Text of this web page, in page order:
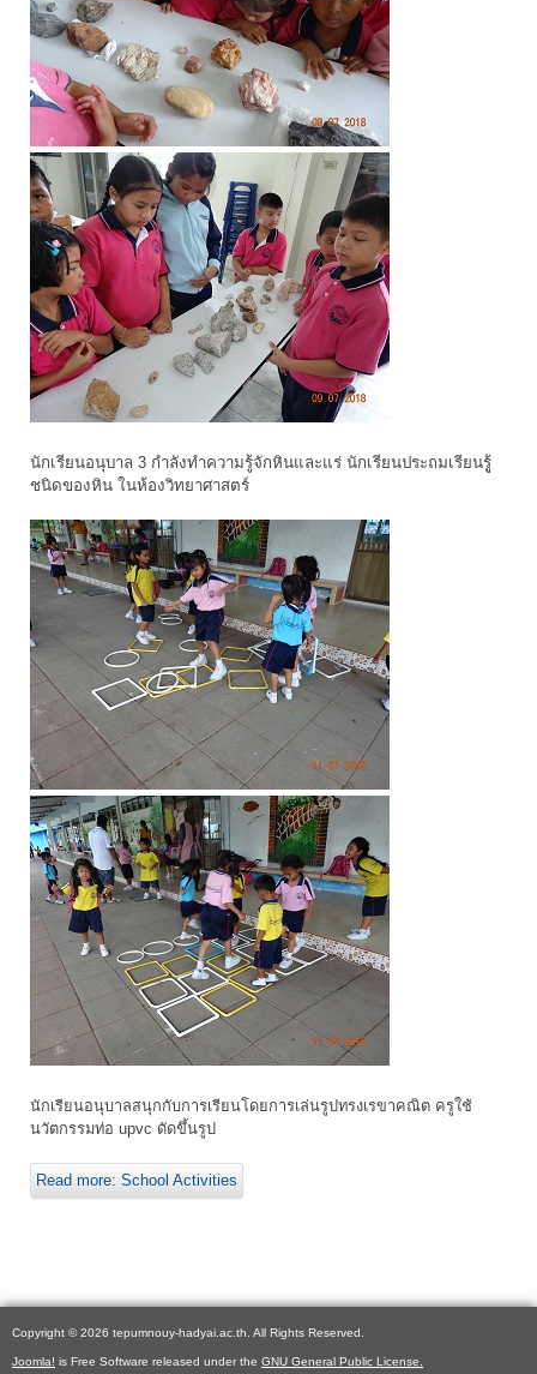
นักเรียนอนุบาล 3 กำลังทำความรู้จักหินและแร่ นักเรียนประถมเรียนรูู้
ชนิดของหิน ในห้องวิทยาศาสตร์
นักเรียนอนุบาลสนุกกับการเรียนโดยการเล่นรูปทรงเรขาคณิต ครูใช้
นวัตกรรมท่อ upvc ดัดขึ้นรูป
Read more: School Activities
Copyright © 2026 tepumnouy-hadyai.ac.th. All Rights Reserved.
Joomla! is Free Software released under the GNU General Public License.